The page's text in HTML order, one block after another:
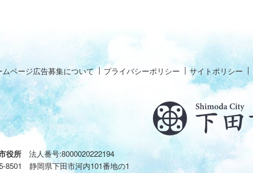
ムページ広告募集について プライバシーポリシー サイトポリシー
役所 法人番号:8000020222194
8501 静岡県下田市河内101番地の1